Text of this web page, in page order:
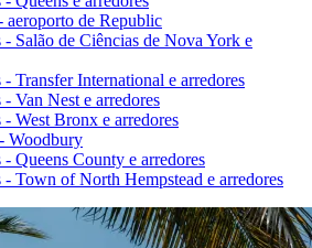
aeroporto de Republic
Salão de Ciências de Nova York e
Transfer International e arredores
Van Nest e arredores
West Bronx e arredores
Woodbury
Queens County e arredores
- Town of North Hempstead e arredores